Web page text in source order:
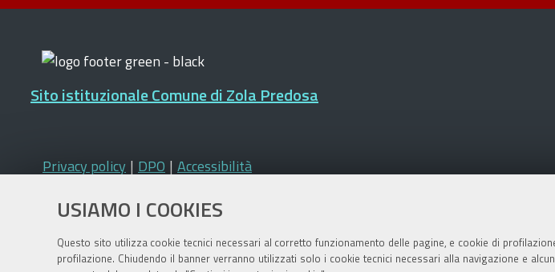
USIAMO I COOKIES
Questo sito utilizza cookie tecnici necessari al corretto funzionamento delle pagine, e cookie di
profilazione. Chiudendo il banner verranno utilizzati solo i cookie tecnici necessari alla navigazione e
Sito istituzionale Comune di Zola Predosa
Privacy policy | DPO | Accessibilità